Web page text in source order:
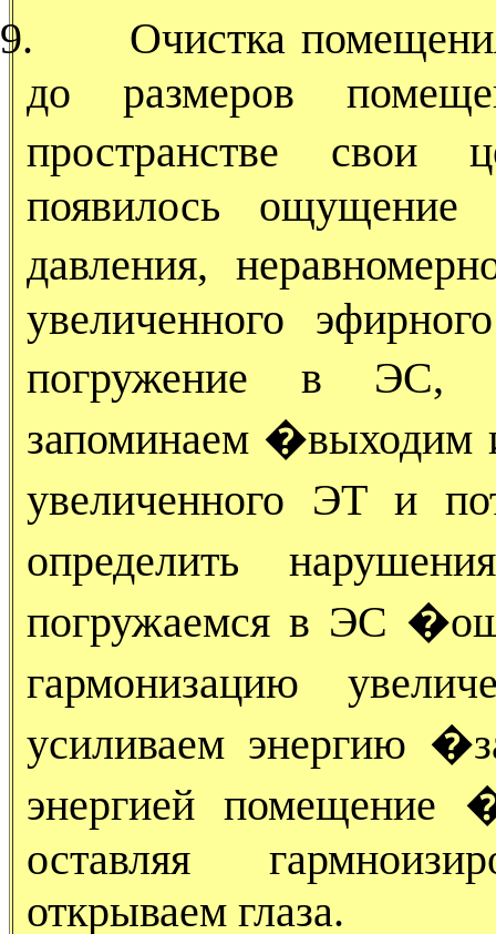
9.
Очистка
до размеров
пространстве
появилось ощущение
давления,
увеличенного
погружение в ЭС,
запоминаем
увеличенного ЭТ и
определить
погружаемся в ЭС
гармонизацию
усиливаем энергию
энергией помещение
оставляя
открываем глаза.